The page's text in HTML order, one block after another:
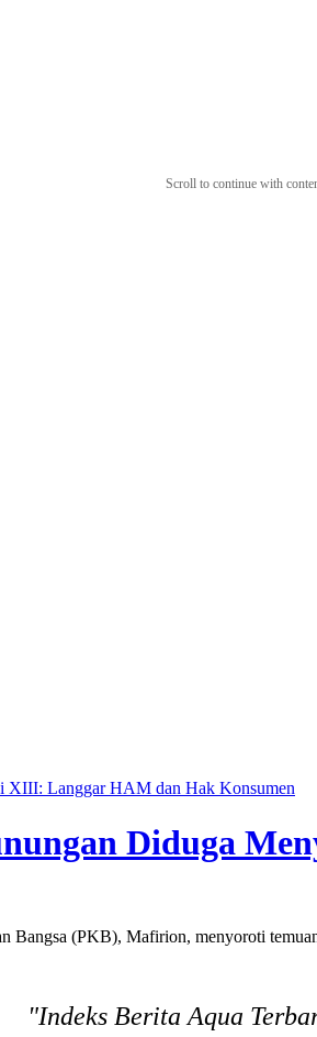
Scroll to continue with
Yogyakarta dan Poltek Imipas Evaluasi Program
XIII: Langgar HAM dan Hak Konsumen
Diduga
(PKB), Mafirion, menyoroti
"Indeks Berita Aqua